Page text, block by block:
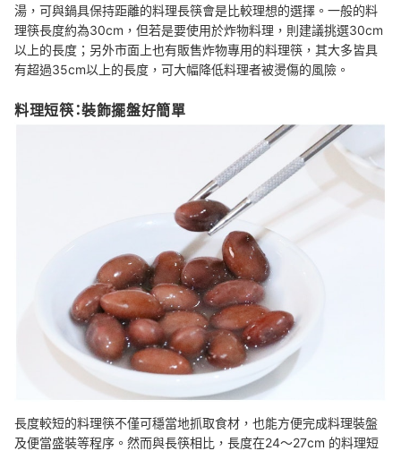
湯，可與鍋具保持距離的料理長筷會是比較理想的選擇。一般的料
理筷長度約為30cm，但若是要使用於炸物料理，則建議挑選30cm
以上的長度；另外市面上也有販售炸物專用的料理筷，其大多皆具
有超過35cm以上的長度，可大幅降低料理者被燙傷的風險。
料理短筷：裝飾擺盤好簡單
長度較短的料理筷不僅可穩當地抓取食材，也能方便完成料理裝盤
及便當盛裝等程序。然而與長筷相比，長度在24～27cm 的料理短